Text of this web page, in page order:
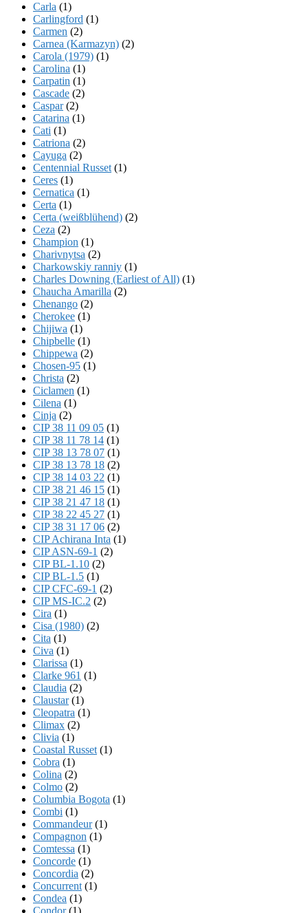
Carla (1)
Carlingford (1)
Carmen (2)
Carnea (Karmazyn) (2)
Carola (1979) (1)
Carolina (1)
Carpatin (1)
Cascade (2)
Caspar(2)
Catarina (1)
Cati (1)
Catriona (2)
Cayuga (2)
Centennial Russet (1)
Ceres (1)
Cernatica (1)
Certa (1)
Certa (weißblühend) (2)
Ceza (2)
Champion (1)
Charivnytsa (2)
Charkowskiy ranniy (1)
Charles Downing (Earliest of All) (1)
Chaucha Amarilla (2)
Chenango (2)
Cherokee (1)
Chijiwa (1)
Chipbelle (1)
Chippewa (2)
Chosen-95 (1)
Christa (2)
Ciclamen (1)
Cilena (1)
Cinja (2)
CIP 38 11 09 05 (1)
CIP 38 11 78 14 (1)
CIP 38 13 78 07 (1)
CIP 38 13 78 18 (2)
CIP 38 14 03 22 (1)
CIP 38 21 46 15 (1)
CIP 38 21 47 18 (1)
CIP 38 22 45 27 (1)
CIP 38 31 17 06 (2)
CIP Achirana Inta (1)
CIP ASN-69-1 (2)
CIP BL-1.10 (2)
CIP BL-1.5 (1)
CIP CFC-69-1 (2)
CIP MS-IC.2 (2)
Cira (1)
Cisa (1980) (2)
Cita (1)
Civa (1)
Clarissa (1)
Clarke 961 (1)
Claudia (2)
Claustar(1)
Cleopatra (1)
Climax (2)
Clivia (1)
Coastal Russet (1)
Cobra (1)
Colina (2)
Colmo (2)
Columbia Bogota (1)
Combi (1)
Commandeur(1)
Compagnon (1)
Comtessa (1)
Concorde (1)
Concordia (2)
Concurrent (1)
Condea (1)
Condor(1)